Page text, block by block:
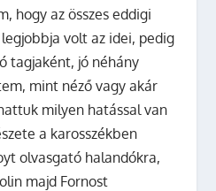
hogy az összes eddigi
volt az idei, pedig
tagjaként, jó néhány
mint néző vagy akár
milyen hatással van
a karosszékben
olvasgató halandókra,
majd Fornost